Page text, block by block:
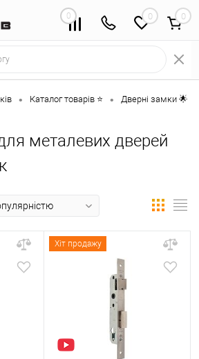
0 0
• Каталог товарів ⭐ • Дверні замки 🌟
металевих дверей
Хіт продажу